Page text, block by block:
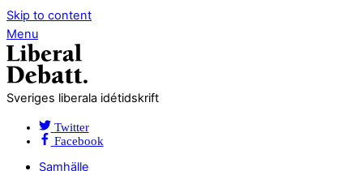
Skip to content
Menu
Sveriges liberala idétidskrift
Twitter
Facebook
Samhälle